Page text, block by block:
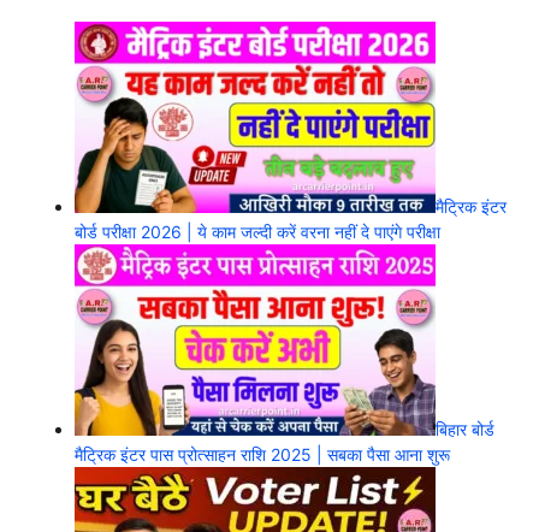
मैट्रिक इंटर
बोर्ड परीक्षा 2026 | ये काम जल्दी करें वरना नहीं दे पाएंगे परीक्षा
बिहार बोर्ड
मैट्रिक इंटर पास प्रोत्साहन राशि 2025 | सबका पैसा आना शुरू